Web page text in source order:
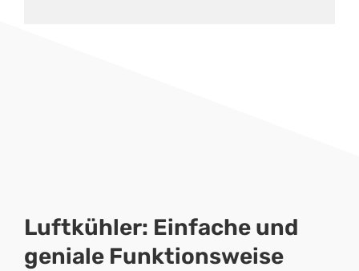
Luftkühler: Einfache und
geniale Funktionsweise